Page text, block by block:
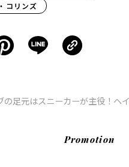
コリンズ
の足元はスニーカーが主役！ヘ
Promotion